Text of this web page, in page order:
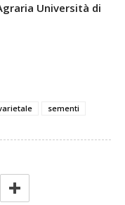
Università di
sementi